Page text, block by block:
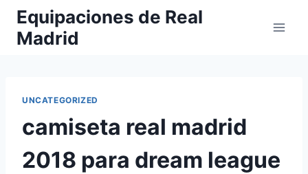
Saltar
contenido
Equipaciones de Real
Madrid
UNCATEGORIZED
camiseta real madrid
2018 para dream league